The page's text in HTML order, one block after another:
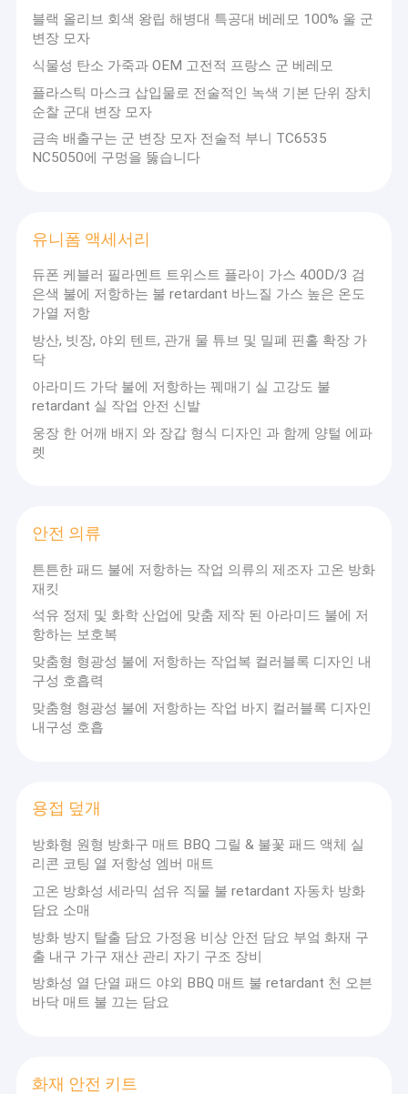
경우
인용문을 요구하세요
야외 전술적인 장비
하이킹 부우츠
전술 조끼
싸움 가죽 끈
유니폼 액세서리
안전 의류
용접 덮개
블랙 올리브 회색 왕립 해병대 특공대 베레모 100% 울 군
변장 모자
식물성 탄소 가죽과 OEM 고전적 프랑스 군 베레모
플라스틱 마스크 삽입물로 전술적인 녹색 기본 단위 장치
순찰 군대 변장 모자
금속 배출구는 군 변장 모자 전술적 부니 TC6535
NC5050에 구멍을 뚫습니다
유니폼 액세서리
듀폰 케블러 필라멘트 트위스트 플라이 가스 400D/3 검
은색 불에 저항하는 불 retardant 바느질 가스 높은 온도
가열 저항
방산, 빗장, 야외 텐트, 관개 물 튜브 및 밀폐 핀홀 확장 가
닥
아라미드 가닥 불에 저항하는 꿰매기 실 고강도 불
retardant 실 작업 안전 신발
웅장 한 어깨 배지 와 장갑 형식 디자인 과 함께 양털 에파
렛
안전 의류
튼튼한 패드 불에 저항하는 작업 의류의 제조자 고온 방화
재킷
석유 정제 및 화학 산업에 맞춤 제작 된 아라미드 불에 저
항하는 보호복
맞춤형 형광성 불에 저항하는 작업복 컬러블록 디자인 내
구성 호흡력
맞춤형 형광성 불에 저항하는 작업 바지 컬러블록 디자인
내구성 호흡
용접 덮개
방화형 원형 방화구 매트 BBQ 그릴 & 불꽃 패드 액체 실
리콘 코팅 열 저항성 엠버 매트
고온 방화성 세라믹 섬유 직물 불 retardant 자동차 방화
담요 소매
방화 방지 탈출 담요 가정용 비상 안전 담요 부엌 화재 구
출 내구 가구 재산 관리 자기 구조 장비
방화성 열 단열 패드 야외 BBQ 매트 불 retardant 천 오븐
바닥 매트 불 끄는 담요
화재 안전 키트
시스템을 구현합니다. 모든 항목은 중국 GB 국가 표준에 따라 의무
검사를 통과합니다.그리고 우리는 공식 SGS 제3자 인증을 공급할 수
있습니다..
안정적인 제품 품질과 적시에 대량 & 시험 주문 배달에 의해 고정.모
든 작품 은 숙련 된 엔지니어 와 숙련 된 장인 들 이 엄격 한 공예 기술
을 유지 하는 것 으로 만들어졌습니다산업에서 흔히 볼 수 있는 저비
용의 빠른 사이클 대량 생산을 거부합니다.끈기와 상호 이익이 되는
고 이득이 되는 장기 협력 관계를 구축합니다.